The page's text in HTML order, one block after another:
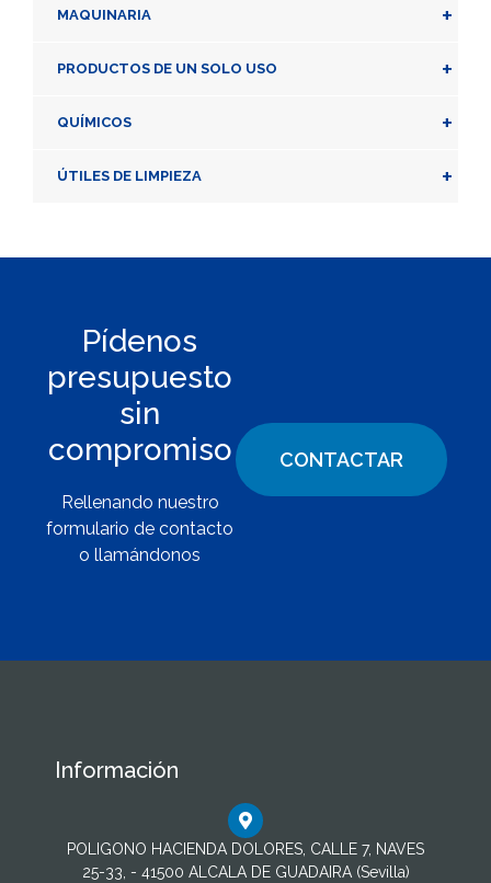
+
MAQUINARIA
+
PRODUCTOS DE UN SOLO USO
+
QUÍMICOS
+
ÚTILES DE LIMPIEZA
Pídenos
presupuesto
sin
compromiso
Rellenando nuestro
formulario de contacto
o llamándonos
CONTACTAR
Información
POLIGONO HACIENDA DOLORES, CALLE 7, NAVES
25-33, - 41500 ALCALA DE GUADAIRA (Sevilla)